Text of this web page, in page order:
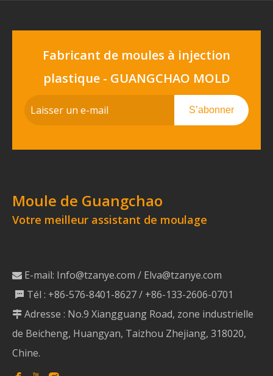
Fabricant de moules à injection
plastique - GUANGCHAO MOLD
S’abonner
Moule de Guangchao
Votre meilleur assistant de moulage
 E-mail: Info@tzanye.com / Elva@tzanye.com
 Tél : +86-576-8401-8627 / +86-133-2606-0701
 Adresse : No.9 Xiangguang Road, zone industrielle
de Beicheng, Huangyan, Taizhou Zhejiang, 318020,
Chine.